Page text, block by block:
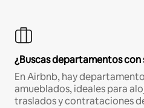
¿Buscas departamentos
En Airbnb, hay
amueblados, ideales para
traslados y contrataciones